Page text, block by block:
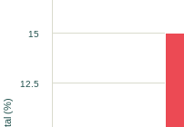
12.5
15